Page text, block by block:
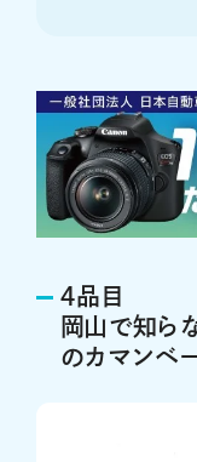
４品目
岡山で知ら
のカマンベ